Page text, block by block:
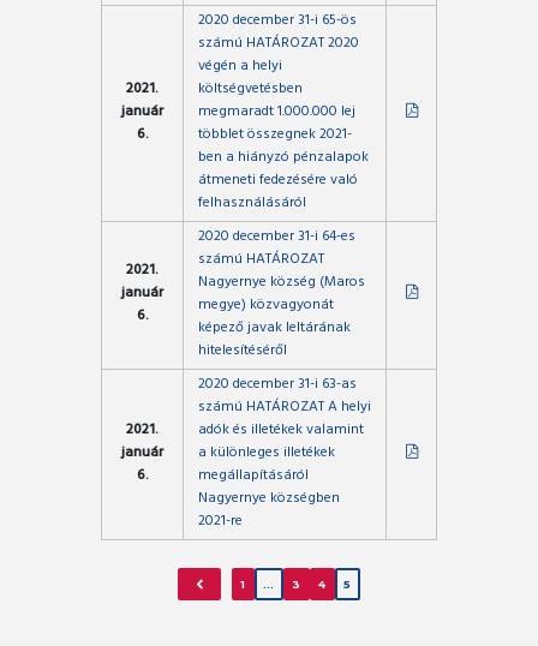
2021.
január
6.
2020 december 31-i 65-ös
számú HATÁROZAT 2020
végén a helyi
költségvetésben
megmaradt 1.000.000 lej
többlet összegnek 2021-
ben a hiányzó pénzalapok
átmeneti fedezésére való
felhasználásáról
2021.
január
6.
2020 december 31-i 64-es
számú HATÁROZAT
Nagyernye község (Maros
megye) közvagyonát
képező javak leltárának
hitelesítéséről
2021.
január
6.
2020 december 31-i 63-as
számú HATÁROZAT A helyi
adók és illetékek valamint
a különleges illetékek
megállapításáról
Nagyernye községben
2021-re
1 3 4 5